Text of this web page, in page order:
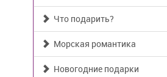
Что подарить?
Морская романтика
Новогодние подарки